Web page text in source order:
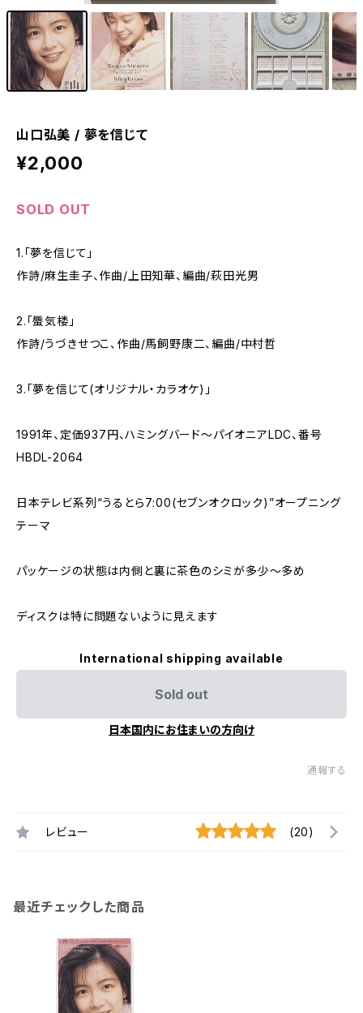
山口弘美 / 夢を信じて
¥2,000
SOLD OUT
1.「夢を信じて」
作詩/麻生圭子、作曲/上田知華、編曲/萩田光男
2.「蜃気楼」
作詩/うづきせつこ、作曲/馬飼野康二、編曲/中村哲
3.「夢を信じて(オリジナル・カラオケ)」
1991年、定価937円、ハミングバード～パイオニアLDC、番号
HBDL-2064
日本テレビ系列“うるとら7:00(セブンオクロック)”オープニング
テーマ
パッケージの状態は内側と裏に茶色のシミが多少～多め
ディスクは特に問題ないように見えます
International shipping available
Sold out
日本国内にお住まいの方向け
通報する
レビュー (20)
最近チェックした商品